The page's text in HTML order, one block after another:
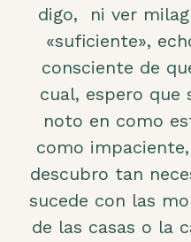
digo, ni ver
«suficiente»,
consciente de
cual, espero que
noto en como
como
descubro tan
sucede con las
de las casas o la